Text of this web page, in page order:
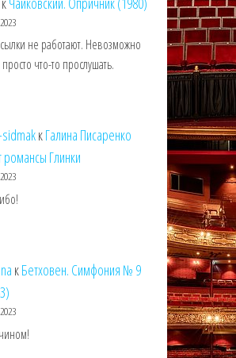
не работают. Невозможно
что-то прослушать.
кГалина Писаренко
романсы Глинки
кБетховен. Симфония № 9